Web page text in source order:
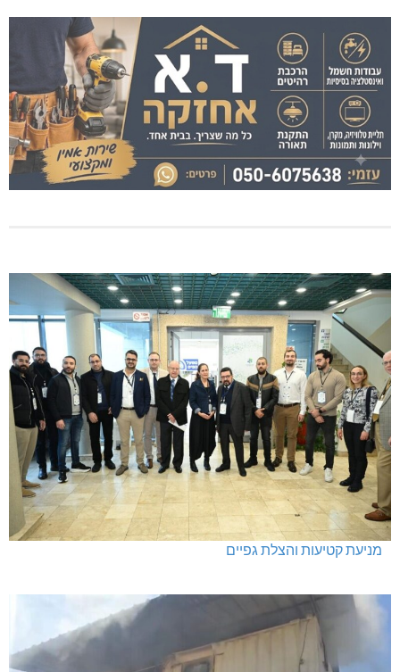
מניעת קטיעות והצלת גפיים